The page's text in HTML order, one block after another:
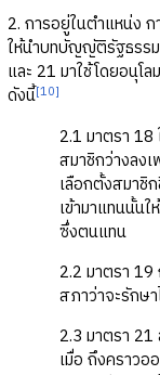
2. การอยู่ในตำแหน่ง
ให้นำบทบัญญัติรัฐธรร
และ 21 มาใช้โดยอนุโ
ดังนี้[10]
2.1 มาตรา 18
สมาชิกว่างลง
เลือกตั้งสมาชิ
เข้ามาแทนนั้น
ซึ่งตนแทน
2.2 มาตรา
สภาว่าจะรักษ
2.3 มาตรา
เมื่อ ถึงคราวอ